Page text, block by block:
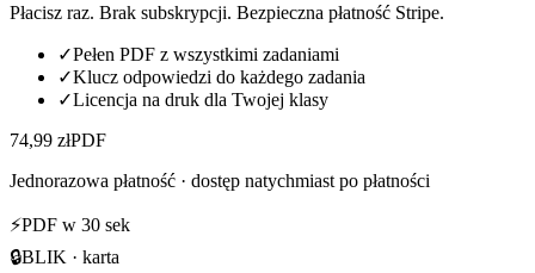
Płacisz raz. Brak subskrypcji. Bezpieczna płatność Stripe.
✓Pełen PDF z wszystkimi zadaniami
✓Klucz odpowiedzi do każdego zadania
✓Licencja na druk dla Twojej klasy
74,99 złPDF
Jednorazowa płatność · dostęp natychmiast po płatności
⚡PDF w 30 sek
🔒BLIK · karta